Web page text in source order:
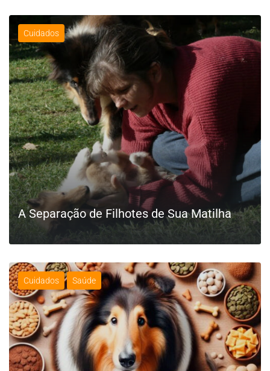
LEIA MAIS
Cuidados
A Separação de Filhotes de Sua Matilha
LEIA MAIS
Cuidados Saúde